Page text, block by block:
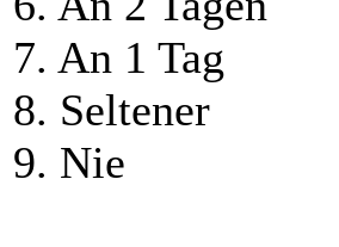
7. An 1 Tag
8. Seltener
9. Nie